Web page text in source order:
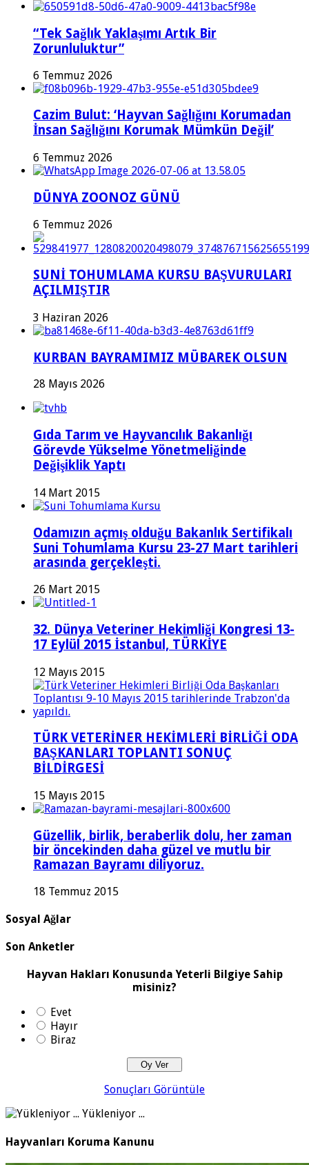
“Tek Sağlık Yaklaşımı Artık Bir
Zorunluluktur”
6 Temmuz 2026
Cazim Bulut: ‘Hayvan Sağlığını Korumadan
İnsan Sağlığını Korumak Mümkün Değil’
6 Temmuz 2026
DÜNYA ZOONOZ GÜNÜ
6 Temmuz 2026
SUNİ TOHUMLAMA KURSU BAŞVURULARI
AÇILMIŞTIR
3 Haziran 2026
KURBAN BAYRAMIMIZ MÜBAREK OLSUN
28 Mayıs 2026
Gıda Tarım ve Hayvancılık Bakanlığı
Görevde Yükselme Yönetmeliğinde
Değişiklik Yaptı
14 Mart 2015
Odamızın açmış olduğu Bakanlık Sertifikalı
Suni Tohumlama Kursu 23-27 Mart tarihleri
arasında gerçekleşti.
26 Mart 2015
32. Dünya Veteriner Hekimliği Kongresi 13-
17 Eylül 2015 İstanbul, TÜRKİYE
12 Mayıs 2015
TÜRK VETERİNER HEKİMLERİ BİRLİĞİ ODA
BAŞKANLARI TOPLANTI SONUÇ
BİLDİRGESİ
15 Mayıs 2015
Güzellik, birlik, beraberlik dolu, her zaman
bir öncekinden daha güzel ve mutlu bir
Ramazan Bayramı diliyoruz.
18 Temmuz 2015
Sosyal Ağlar
Son Anketler
Hayvan Hakları Konusunda Yeterli Bilgiye Sahip
misiniz?
Evet
Hayır
Biraz
Sonuçları Görüntüle
Yükleniyor ...
Hayvanları Koruma Kanunu